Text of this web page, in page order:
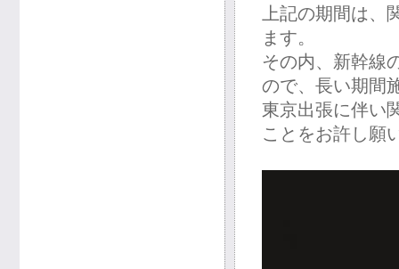
上記の期間は
ます。
その内、新幹線
ので、長い期間
東京出張に伴い
ことをお許し願